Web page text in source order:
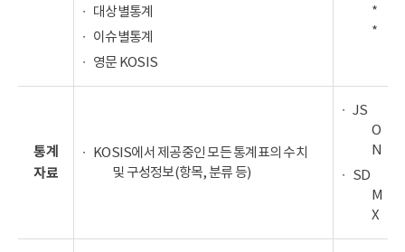
대상별통계
이슈별통계
영문 KOSIS
*
*
통계
자료
KOSIS에서 제공중인 모든 통계표의 수치
및 구성정보(항목, 분류 등)
JS
O
N
SD
M
X